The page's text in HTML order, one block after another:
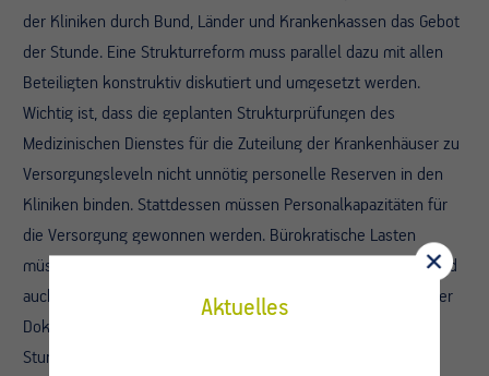
der Kliniken durch Bund, Länder und Krankenkassen das Gebot
der Stunde. Eine Strukturreform muss parallel dazu mit allen
Beteiligten konstruktiv diskutiert und umgesetzt werden.
Wichtig ist, dass die geplanten Strukturprüfungen des
Medizinischen Dienstes für die Zuteilung der Krankenhäuser zu
Versorgungsleveln nicht unnötig personelle Reserven in den
Kliniken binden. Stattdessen müssen Personalkapazitäten für
die Versorgung gewonnen werden. Bürokratische Lasten
müssen jetzt akut auf das zwingend Notwendige reduziert und
auch dauerhaft drastisch gesenkt werden. Eine Halbierung der
Dokumentationslast würde allein im ärztlichen Bereich das
Stundenäquivalent von 32.000 Vollzeitstellen für die
Aktuelles